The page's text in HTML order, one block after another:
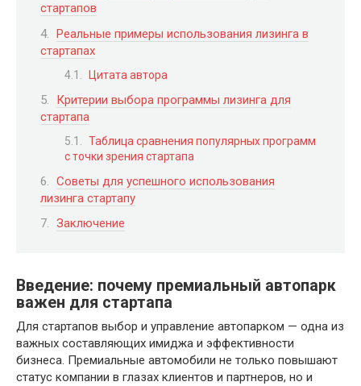
стартапов
Реальные примеры использования лизинга в
стартапах
Цитата автора
Критерии выбора программы лизинга для
стартапа
Таблица сравнения популярных программ
с точки зрения стартапа
Советы для успешного использования
лизинга стартапу
Заключение
Введение: почему премиальный автопарк
важен для стартапа
Для стартапов выбор и управление автопарком — одна из
важных составляющих имиджа и эффективности
бизнеса. Премиальные автомобили не только повышают
статус компании в глазах клиентов и партнеров, но и